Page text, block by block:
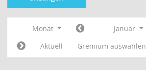
Monat Januar
Aktuell
Gremium auswählen